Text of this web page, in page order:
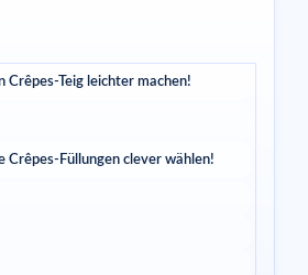
Crêpes-Teig leichter machen!
Crêpes-Füllungen clever wählen!